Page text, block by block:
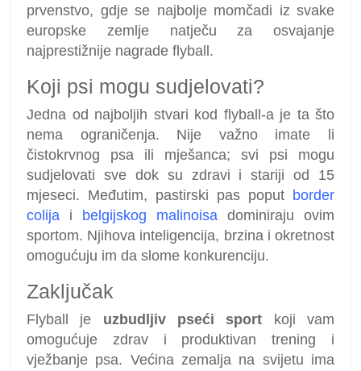
prvenstvo, gdje se najbolje momčadi iz svake
europske zemlje natječu za osvajanje
najprestižnije nagrade flyball.
Koji psi mogu sudjelovati?
Jedna od najboljih stvari kod flyball-a je ta što
nema ograničenja. Nije važno imate li
čistokrvnog psa ili mješanca; svi psi mogu
sudjelovati sve dok su zdravi i stariji od 15
mjeseci. Međutim, pastirski pas poput border
colija
i belgijskog malinoisa dominiraju ovim
sportom. Njihova inteligencija, brzina i okretnost
omogućuju im da slome konkurenciju.
Zaključak
Flyball je uzbudljiv pseći sport koji vam
omogućuje zdrav i produktivan trening i
vježbanje psa. Većina zemalja na svijetu ima